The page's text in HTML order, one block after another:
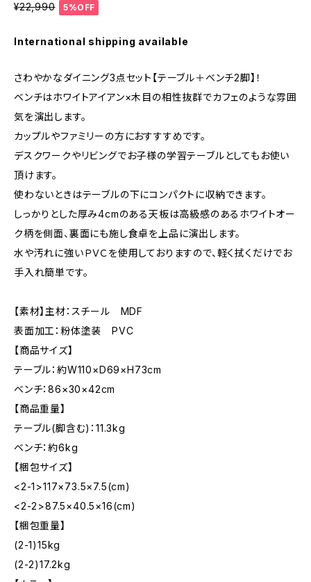
¥22,990 5%OFF
International shipping available
さわやかなダイニング3点セット【テーブル＋ベンチ2脚】！
ベンチはホワイトアイアン×木目の相性抜群でカフェのような雰囲
気を演出します。
カップルやファミリーの方におすすすめです。
デスクワークやリビングでお子様の学習テーブルとしてもお使い
頂けます。
使わないときはテーブルの下にコンパクトに収納できます。
しっかりとした厚み4cmのある天板は高級感のあるホワイトオー
ク柄を側面、裏面にも施し食卓を上品に演出します。
水や汚れに強いＰＶＣを使用しておりますので、軽く拭くだけでお
手入れ簡単です。
【素材】主材：スチール MDF
表面加工：粉体塗装 PVC
【商品サイズ】
テーブル：約W110×D69×H73cm
ベンチ：86×30×42cm
【商品重量】
テーブル(脚含む)：11.3kg
ベンチ：約6kg
【梱包サイズ】
<2-1>117×73.5×7.5(cm)
<2-2>87.5×40.5×16(cm)
【梱包重量】
(2-1)15kg
(2-2)17.2kg